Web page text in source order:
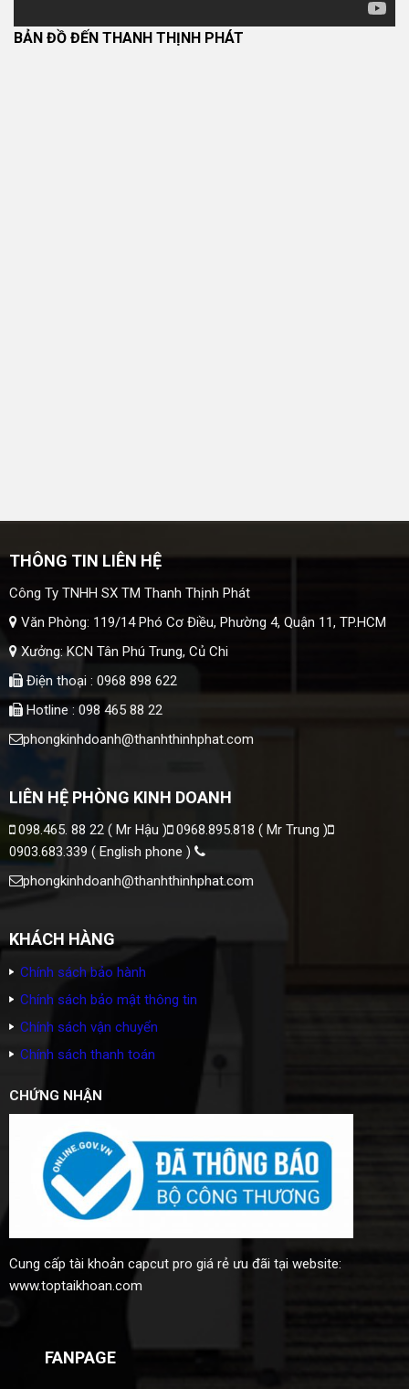
BẢN ĐỒ ĐẾN THANH THỊNH PHÁT
THÔNG TIN LIÊN HỆ
Công Ty TNHH SX TM Thanh Thịnh Phát
Văn Phòng: 119/14 Phó Cơ Điều, Phường 4, Quận 11, TP.HCM
Xưởng: KCN Tân Phú Trung, Củ Chi
Điện thoại : 0968 898 622
Hotline : 098 465 88 22
phongkinhdoanh@thanhthinhphat.com
LIÊN HỆ PHÒNG KINH DOANH
098.465. 88 22 ( Mr Hậu )
0968.895.818 ( Mr Trung )
0903.683.339 ( English phone )
phongkinhdoanh@thanhthinhphat.com
KHÁCH HÀNG
Chính sách bảo hành
Chính sách bảo mật thông tin
Chính sách vận chuyển
Chính sách thanh toán
CHỨNG NHẬN
Cung cấp tài khoản capcut pro giá rẻưu đãi tại website:
www.toptaikhoan.com
FANPAGE